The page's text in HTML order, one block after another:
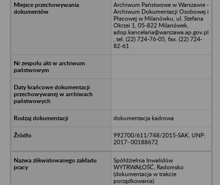
Archiwum Państwowe w Warszawie -
Archiwum Dokumentacji Osobowej i
Płacowej w Milanówku, ul. Stefana
Okrzei 1, 05-822 Milanówek,
adop.kancelaria@warszawa.ap.gov.pl
, tel. (22) 724-76-05, fax. (22) 724-
82-61
dokumentacja kadrowa
992700/611/748/2015-SAK, UNP:
2017- 00188672
Spółdzielnia Inwalidów
WYTRWAŁOŚĆ, Radomsko
(dokumentacja w trakcie
porządkowania)